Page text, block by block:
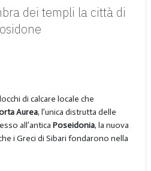
dei templi la città di
di calcare locale che
Aurea, l’unica distrutta delle
all’antica Poseidonia, la nuova
i Greci di Sibari fondarono nella